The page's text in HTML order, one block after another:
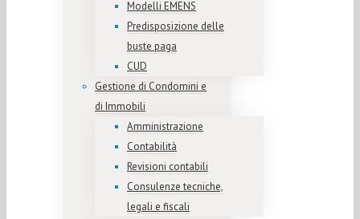
Modelli EMENS
Predisposizione delle
buste paga
CUD
Gestione di Condomini e
di Immobili
Amministrazione
Contabilità
Revisioni contabili
Consulenze tecniche,
legali e fiscali